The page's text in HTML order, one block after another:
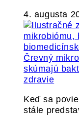
4. augusta
Črevný
skúmajú
zdravie
Keď sa
stále